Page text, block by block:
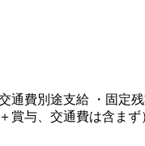
通費別途支給 ・固
与、交通費は含ま